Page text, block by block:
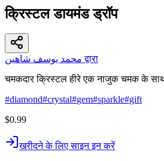
क्रिस्टल डायमंड ड्रॉप
محمد يوسف شاهين द्वारा
चमकदार क्रिस्टल हीरे एक नाजुक चमक के साथ
#diamond#crystal#gem#sparkle#gift
$0.99
खरीदने के लिए साइन इन करें